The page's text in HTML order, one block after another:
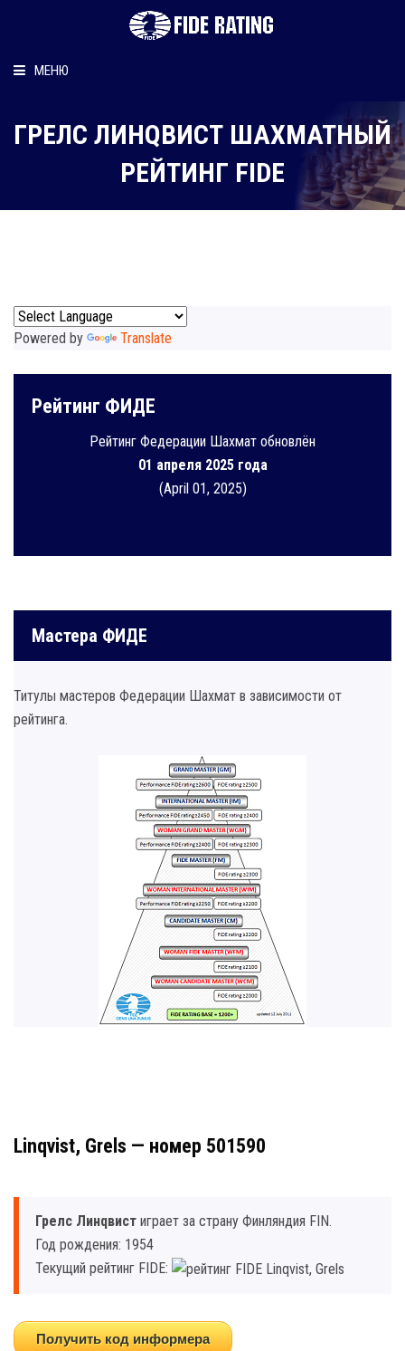
МЕНЮ
Рейтинг шахматиста
Персональный информер
ГРЕЛС ЛИНQВИСТ ШАХМАТНЫЙ
РЕЙТИНГ FIDE
Powered by Translate
Рейтинг ФИДЕ
Рейтинг Федерации Шахмат обновлён
01 апреля 2025 года
(April 01, 2025)
Мастера ФИДЕ
Титулы мастеров Федерации Шахмат в зависимости от
рейтинга.
Linqvist, Grels — номер 501590
Грелс Линqвист играет за страну Финляндия FIN.
Год рождения: 1954
Текущий рейтинг FIDE:
Получить код информера